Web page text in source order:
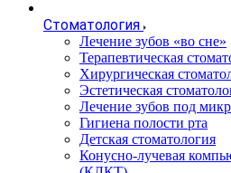
Стоматология
Лечение зубов «во сне»
Терапевтическая
Хирургическая
Эстетическая
Лечение зубов под
Гигиена полости рта
Детская стоматология
Конусно-лучевая